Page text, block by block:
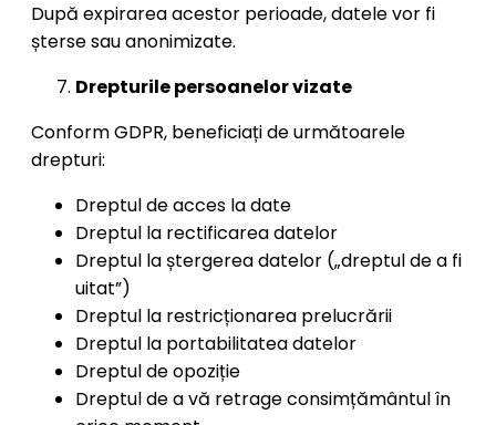
După expirarea acestor perioade, datele vor fi
șterse sau anonimizate.
Drepturile persoanelor vizate
Conform GDPR, beneficiați de următoarele
drepturi:
Dreptul de acces la date
Dreptul la rectificarea datelor
Dreptul la ștergerea datelor („dreptul de a fi
uitat”)
Dreptul la restricționarea prelucrării
Dreptul la portabilitatea datelor
Dreptul de opoziție
Dreptul de a vă retrage consimțământul în